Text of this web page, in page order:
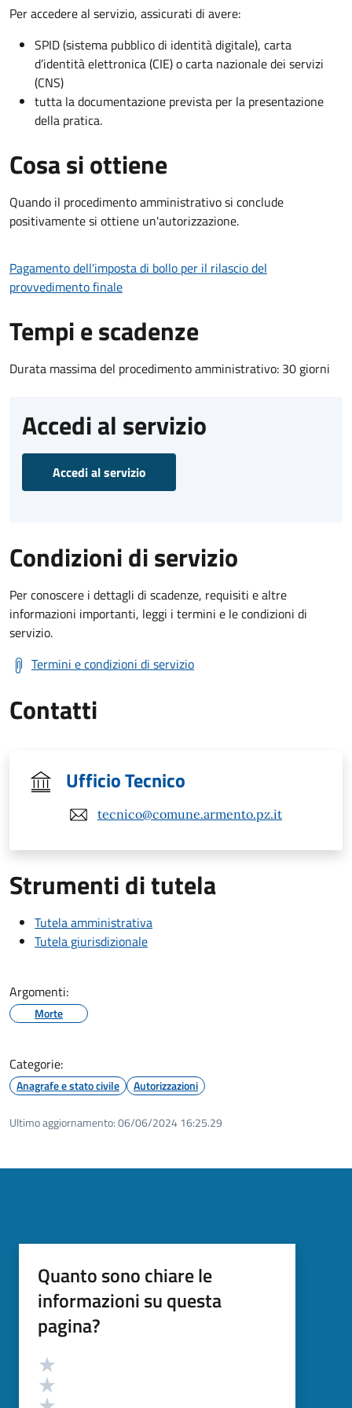
Per accedere al servizio, assicurati di avere:
SPID (sistema pubblico di identità digitale), carta
d’identità elettronica (CIE) o carta nazionale dei servizi
(CNS)
tutta la documentazione prevista per la presentazione
della pratica.
Cosa si ottiene
Quando il procedimento amministrativo si conclude
positivamente si ottiene un'autorizzazione.
Pagamento dell'imposta di bollo per il rilascio del
provvedimento finale
Tempi e scadenze
Durata massima del procedimento amministrativo: 30 giorni
Accedi al servizio
Accedi al servizio
Condizioni di servizio
Per conoscere i dettagli di scadenze, requisiti e altre
informazioni importanti, leggi i termini e le condizioni di
servizio.
Termini e condizioni di servizio
Contatti
Ufficio Tecnico
tecnico@comune.armento.pz.it
Strumenti di tutela
Tutela amministrativa
Tutela giurisdizionale
Argomenti:
Morte
Categorie:
Anagrafe e stato civile Autorizzazioni
Ultimo aggiornamento:06/06/2024 16:25.29
Quanto sono chiare le
informazioni su questa
pagina?
Valutazione